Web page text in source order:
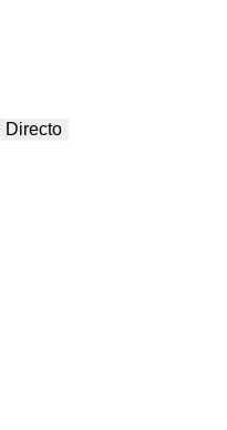
Directo